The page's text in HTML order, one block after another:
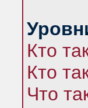
Кто
Кто
Что